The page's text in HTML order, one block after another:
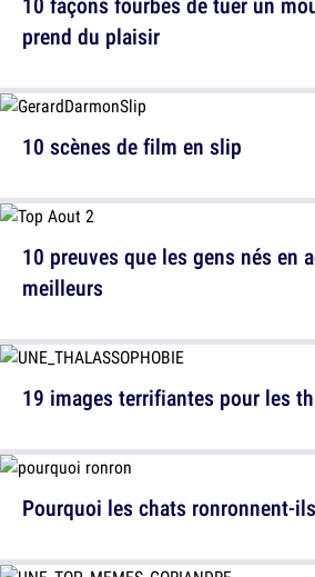
prend du plaisir
10 preuves que les gens nés en
meilleurs
Pourquoi les chats ronronnent-
10 scènes de film en slip
19 images terrifiantes pour les